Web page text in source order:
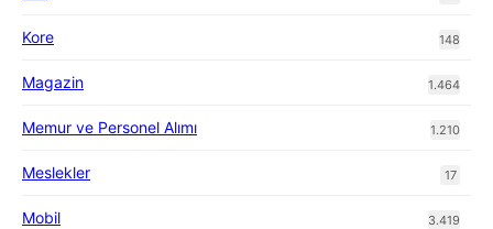
Kore 148
Magazin 1.464
Memur ve Personel Alımı 1.210
Meslekler 17
Mobil 3.419